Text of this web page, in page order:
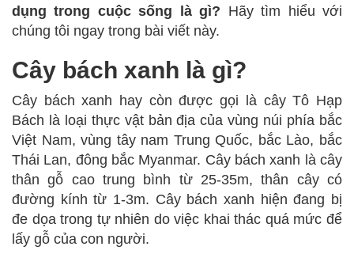
dụng trong cuộc sống là gì? Hãy tìm hiểu với
chúng tôi ngay trong bài viết này.
Cây bách xanh là gì?
Cây bách xanh hay còn được gọi là cây Tô Hạp
Bách là loại thực vật bản địa của vùng núi phía bắc
Việt Nam, vùng tây nam Trung Quốc, bắc Lào, bắc
Thái Lan, đông bắc Myanmar. Cây bách xanh là cây
thân gỗ cao trung bình từ 25-35m, thân cây có
đường kính từ 1-3m. Cây bách xanh hiện đang bị
đe dọa trong tự nhiên do việc khai thác quá mức để
lấy gỗ của con người.